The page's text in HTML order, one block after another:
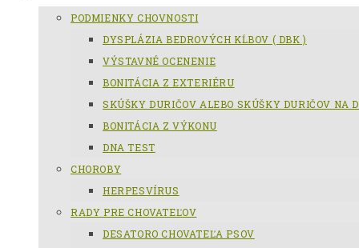
PODMIENKY CHOVNOSTI
DYSPLÁZIA BEDROVÝCH KĹBOV ( DBK )
VÝSTAVNÉ OCENENIE
BONITÁCIA Z EXTERIÉRU
SKÚŠKY DURIČOV ALEBO SKÚŠKY DURIČOV NA
BONITÁCIA Z VÝKONU
DNA TEST
CHOROBY
HERPESVÍRUS
RADY PRE CHOVATEĽOV
DESATORO CHOVATEĽA PSOV